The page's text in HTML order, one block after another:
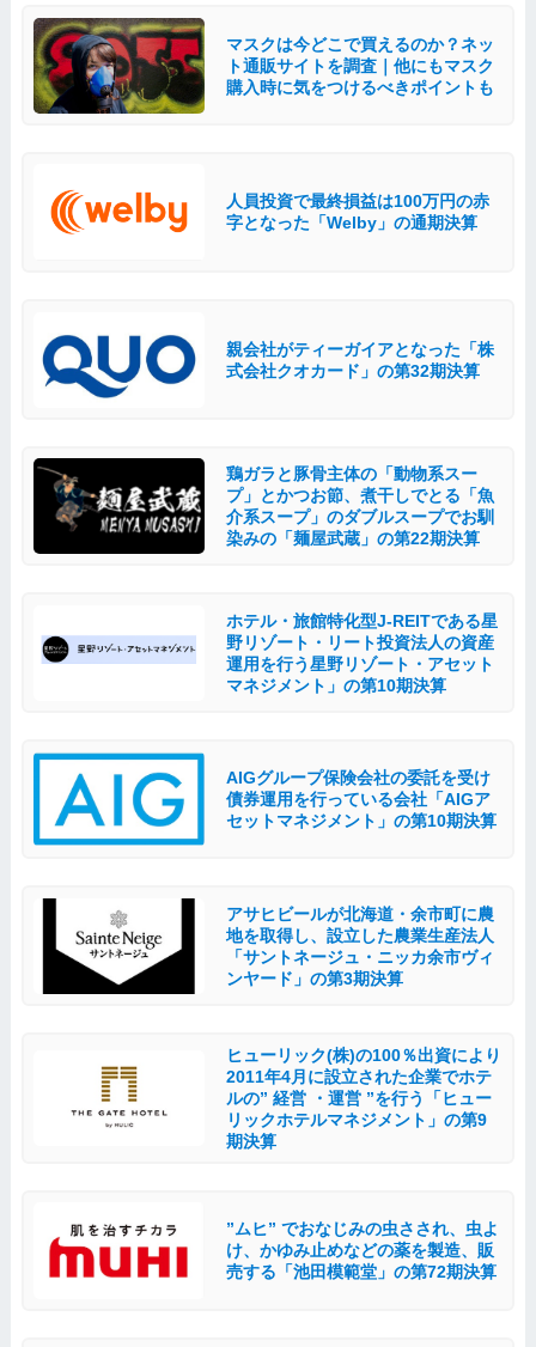
マスクは今どこで買えるのか？ネッ
ト通販サイトを調査｜他にもマスク
購入時に気をつけるべきポイントも
人員投資で最終損益は100万円の赤
字となった「Welby」の通期決算
親会社がティーガイアとなった「株
式会社クオカード」の第32期決算
鶏ガラと豚骨主体の「動物系スー
プ」とかつお節、煮干しでとる「魚
介系スープ」のダブルスープでお馴
染みの「麺屋武蔵」の第22期決算
ホテル・旅館特化型J-REITである星
野リゾート・リート投資法人の資産
運用を行う星野リゾート・アセット
マネジメント」の第10期決算
AIGグループ保険会社の委託を受け
債券運用を行っている会社「AIGア
セットマネジメント」の第10期決算
アサヒビールが北海道・余市町に農
地を取得し、設立した農業生産法人
「サントネージュ・ニッカ余市ヴィ
ンヤード」の第3期決算
ヒューリック(株)の100％出資により
2011年4月に設立された企業でホテ
ルの” 経営 ・運営 ”を行う「ヒュー
リックホテルマネジメント」の第9
期決算
”ムヒ” でおなじみの虫さされ、虫よ
け、かゆみ止めなどの薬を製造、販
売する「池田模範堂」の第72期決算